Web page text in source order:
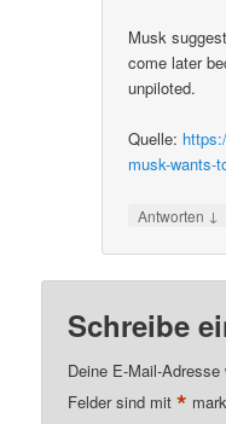
Musk
come later
unpiloted.
Quelle:
musk-wants-
Antworten ↓
Schreibe
Deine E-Mail-
Felder sind mit*